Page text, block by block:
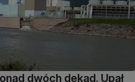
dwóch dekad. Upał